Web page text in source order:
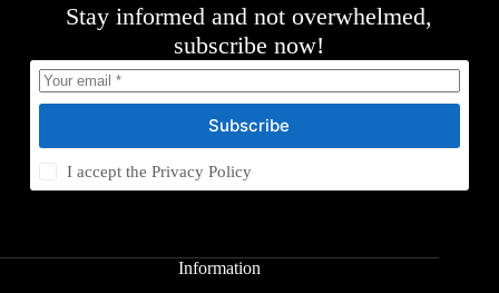
Stay informed and not overwhelmed,
subscribe now!
Subscribe
I accept thePrivacy Policy
Information